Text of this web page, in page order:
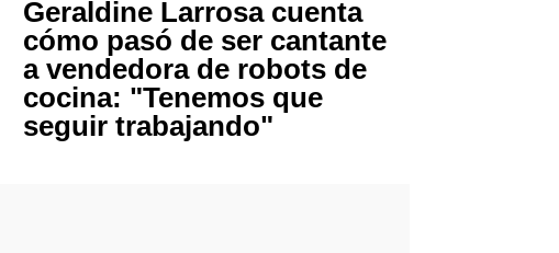
Geraldine Larrosa cuenta
cómo pasó de ser cantante
a vendedora de robots de
cocina: "Tenemos que
seguir trabajando"